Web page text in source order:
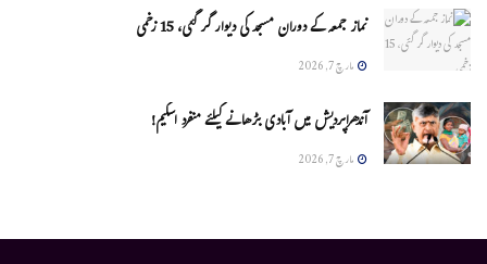
نماز جمعہ کے دوران مسجد کی دیوار گر گئی، 15 زخمی
مارچ 7, 2026
آندھراپردیش میں آبادی بڑھانے کیلئے منفرد اسکیم!
مارچ 7, 2026